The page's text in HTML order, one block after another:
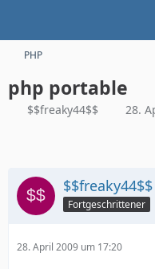
PHP
php portable
$$freaky44$$ 28.
$$freaky44$$
Fortgeschrittener
28. April 2009 um 17:20